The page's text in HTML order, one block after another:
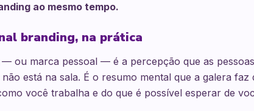
ao mesmo tempo.
branding, na prática
ou marca pessoal — é a percepção que as
está na sala. É o resumo mental que a galera faz
você trabalha e do que é possível esperar de